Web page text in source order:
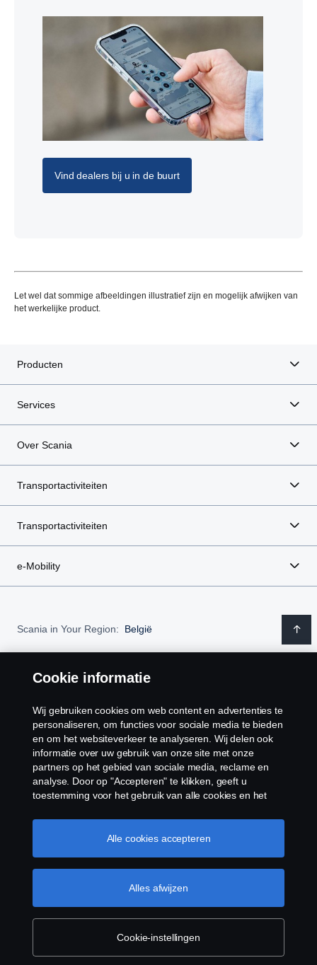
Vind dealers bij u in de buurt
Let wel dat sommige afbeeldingen illustratief zijn en mogelijk afwijken van
het werkelijke product.
Producten
Services
Over Scania
Transportactiviteiten
Transportactiviteiten
e-Mobility
Scania in Your Region: België
Algemene voorwaarden
Juridische bepalingen
Privacy verklaring
Cookies
Cookie informatie
Wij gebruiken cookies om web content en advertenties te
personaliseren, om functies voor sociale media te bieden
en om het websiteverkeer te analyseren. Wij delen ook
informatie over uw gebruik van onze site met onze
partners op het gebied van sociale media, reclame en
analyse. Door op "Accepteren" te klikken, geeft u
toestemming voor het gebruik van alle cookies en het
door op "Cookie Instellingen" te klikken en de
categorieën te selecteren die u wilt accepteren. Voor een
Cookie beleid
Cookie-instellingen
Alles afwijzen
Alle cookies accepteren